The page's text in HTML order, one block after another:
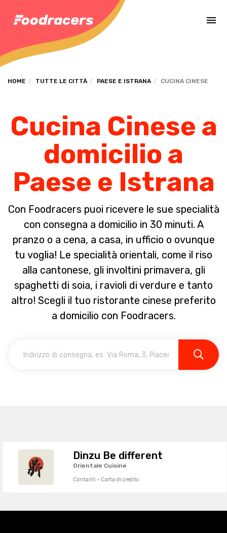
HOME TUTTE LE CITTÀ PAESE E ISTRANA CUCINA CINESE
Cucina Cinese a
domicilio a
Paese e Istrana
Con Foodracers puoi ricevere le sue specialità
con consegna a domicilio in 30 minuti. A
pranzo o a cena, a casa, in ufficio o ovunque
tu voglia! Le specialità orientali, come il riso
alla cantonese, gli involtini primavera, gli
spaghetti di soia, i ravioli di verdure e tanto
altro! Scegli il tuo ristorante cinese preferito
a domicilio con Foodracers.
Dinzu Be different
Orientale Cuisine
Contanti · Carta di credito